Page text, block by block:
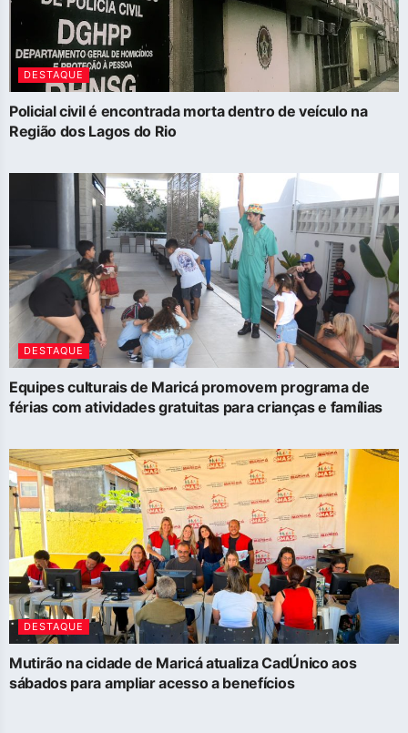
DESTAQUE
Policial civil é encontrada morta dentro de veículo na
Região dos Lagos do Rio
DESTAQUE
Equipes culturais de Maricá promovem programa de
férias com atividades gratuitas para crianças e famílias
DESTAQUE
Mutirão na cidade de Maricá atualiza CadÚnico aos
sábados para ampliar acesso a benefícios